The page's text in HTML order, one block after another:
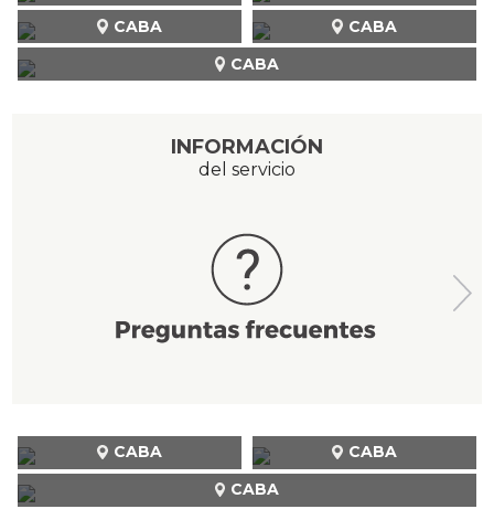
CABA
CABA
CABA
INFORMACIÓN
del servicio
CABA
CABA CABA